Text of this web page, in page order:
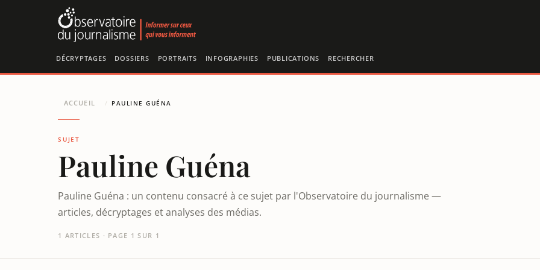
DÉCRYPTAGES DOSSIERS PORTRAITS INFOGRAPHIES PUBLICATIONS RECHERCHER
ACCUEIL / PAULINE GUÉNA
SUJET
Pauline Guéna
Pauline Guéna : un contenu consacré à ce sujet par l'Observatoire du journalisme —
articles, décryptages et analyses des médias.
1 ARTICLES · PAGE 1 SUR 1
Panneau de gestion des cookies